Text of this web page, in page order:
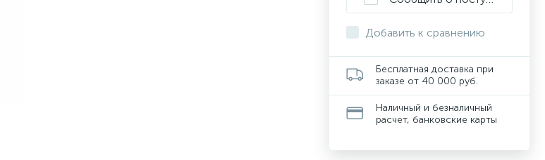
Добавить к сравнению
Бесплатная доставка при
заказе от 40 000 руб.
Наличный и безналичный
расчет, банковские карты